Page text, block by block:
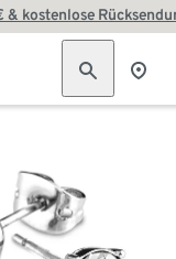
& kostenlose